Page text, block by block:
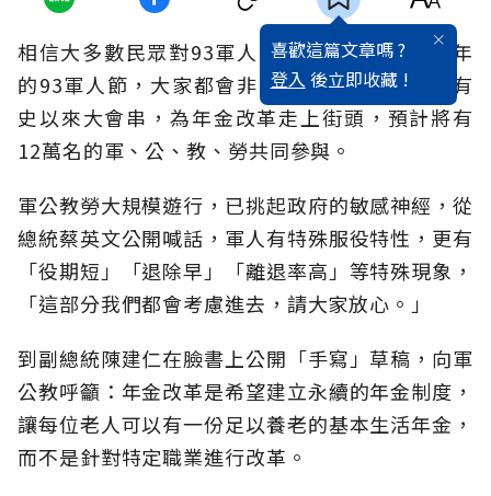
喜歡這篇文章嗎 ?
登入 後立即收藏 !
相信大多數民眾對93軍人節都是無感的，但今年
的93軍人節，大家都會非常有感，因為軍公教有
史以來大會串，為年金改革走上街頭，預計將有
12萬名的軍、公、教、勞共同參與。
軍公教勞大規模遊行，已挑起政府的敏感神經，從
總統蔡英文公開喊話，軍人有特殊服役特性，更有
「役期短」「退除早」「離退率高」等特殊現象，
「這部分我們都會考慮進去，請大家放心。」
到副總統陳建仁在臉書上公開「手寫」草稿，向軍
公教呼籲：年金改革是希望建立永續的年金制度，
讓每位老人可以有一份足以養老的基本生活年金，
而不是針對特定職業進行改革。